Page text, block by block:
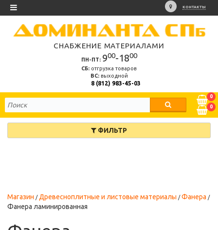
КОНТАКТЫ
СНАБЖЕНИЕ МАТЕРИАЛАМИ
ПН-ПТ: 900-1800
СБ: отгрузка товаров
ВС:выходной
8 (812) 983-45-03
0
0
ФИЛЬТР
Магазин Древесноплитные и листовые материалы
Фанера
Фанера ламинированная